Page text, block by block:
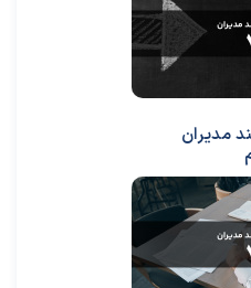
مدیران